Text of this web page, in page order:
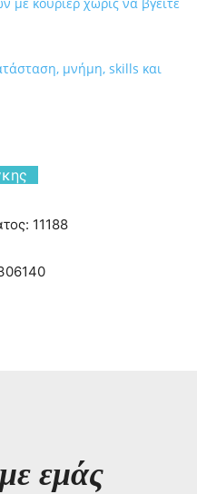
μνήμη, skills και
11188
εμάς